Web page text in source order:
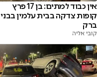
אין כבוד למתים: בן 17 פרץ
קופות צדקה בבית עלמין בבני
ברק
קובי אליה